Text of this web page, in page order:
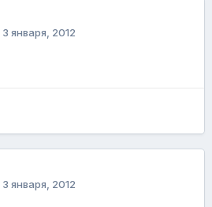
3 января, 2012
3 января, 2012